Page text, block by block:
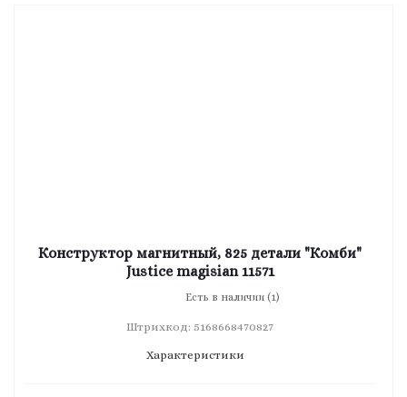
Конструктор магнитный, 825 детали "Комби"
Justice magisian 11571
Есть в наличии (1)
Штрихкод: 5168668470827
Характеристики